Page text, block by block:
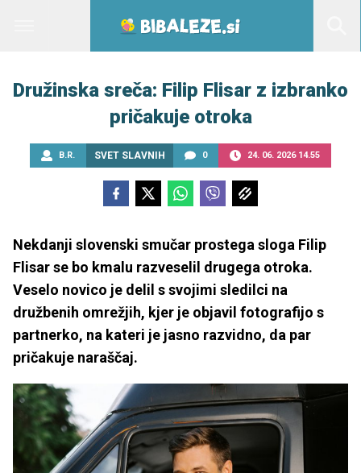
Družinska sreča: Filip Flisar z izbranko
pričakuje otroka
B.R. SVET SLAVNIH 0 24. 06. 2026 14.55
Nekdanji slovenski smučar prostega sloga Filip
Flisar se bo kmalu razveselil drugega otroka.
Veselo novico je delil s svojimi sledilci na
družbenih omrežjih, kjer je objavil fotografijo s
partnerko, na kateri je jasno razvidno, da par
pričakuje naraščaj.